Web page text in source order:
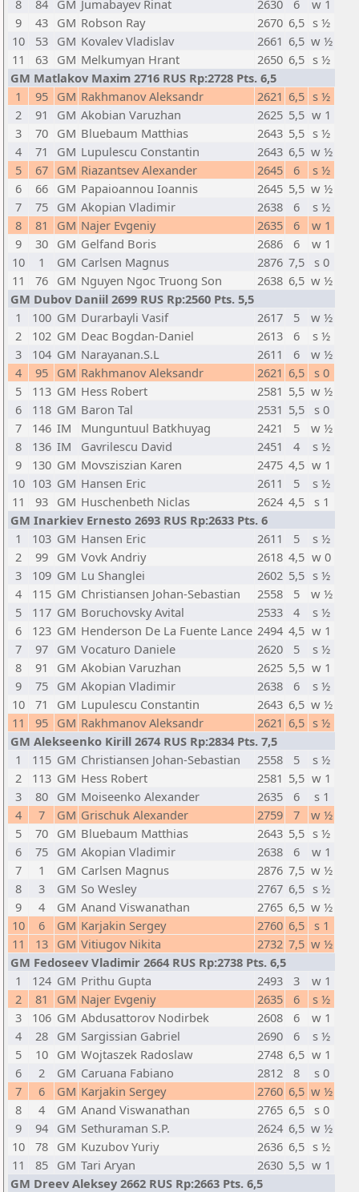
8 84 GM Jumabayev Rinat 2630 6
w 1
9
43 GM Robson Ray 2670 6,5 s ½
10
53 GM Kovalev Vladislav 2661 6,5 w ½
11
63 GM Melkumyan Hrant 2650 6,5 s ½
GM Matlakov Maxim 2716 RUS Rp:2728 Pts. 6,5
1
95 GM Rakhmanov Aleksandr 2621 6,5 s ½
2
91 GM Akobian Varuzhan 2625 5,5 w 1
3
70 GM Bluebaum Matthias 2643 5,5 s ½
4
71 GM Lupulescu Constantin 2643 6,5 w ½
5
67 GM Riazantsev Alexander 2645 6
s ½
6
66 GM Papaioannou Ioannis 2645 5,5 w ½
7
75 GM Akopian Vladimir 2638 6
s ½
8
81 GM Najer Evgeniy 2635 6
w 1
9
30 GM Gelfand Boris 2686 6
w 1
10
1 GM Carlsen Magnus 2876 7,5
s 0
11
76 GM Nguyen Ngoc Truong Son 2638 6,5 w ½
GM Dubov Daniil 2699 RUS Rp:2560 Pts. 5,5
1
100 GM Durarbayli Vasif 2617 5
w ½
2
102 GM Deac Bogdan-Daniel 2613 6
s ½
3
104 GM Narayanan.S.L 2611 6
w ½
4
95 GM Rakhmanov Aleksandr 2621 6,5 s 0
5
113 GM Hess Robert 2581 5,5 w ½
6
118 GM Baron Tal 2531 5,5
s 0
7
146 IM Munguntuul Batkhuyag 2421 5
w ½
8
136 IM Gavrilescu David 2451 4
s ½
9
130 GM Movsziszian Karen 2475 4,5 w 1
10 103 GM Hansen Eric 2611 5
s ½
11
93 GM Huschenbeth Niclas 2624 4,5 s 1
GM Inarkiev Ernesto 2693 RUS Rp:2633 Pts. 6
1
103 GM Hansen Eric 2611 5
s ½
2
99 GM Vovk Andriy 2618 4,5 w 0
3
109 GM Lu Shanglei 2602 5,5 s ½
4
115 GM Christiansen Johan-Sebastian 2558 5
w ½
5
117 GM Boruchovsky Avital 2533 4
s ½
6
123 GM Henderson De La Fuente Lance 2494 4,5 w 1
7
97 GM Vocaturo Daniele 2620 5
s ½
8
91 GM Akobian Varuzhan 2625 5,5 w 1
9
75 GM Akopian Vladimir 2638 6
s ½
10
71 GM Lupulescu Constantin 2643 6,5 w ½
11
95 GM Rakhmanov Aleksandr 2621 6,5 s ½
GM Alekseenko Kirill 2674 RUS Rp:2834 Pts. 7,5
1
115 GM Christiansen Johan-Sebastian 2558 5
s ½
2
113 GM Hess Robert 2581 5,5 w 1
3
80 GM Moiseenko Alexander 2635 6
s 1
4
7 GM Grischuk Alexander 2759 7
w ½
5
70 GM Bluebaum Matthias 2643 5,5 s ½
6
75 GM Akopian Vladimir 2638 6
w 1
7
1 GM Carlsen Magnus 2876 7,5 w ½
8
3 GM So Wesley 2767 6,5 s ½
9
4 GM Anand Viswanathan 2765 6,5 w ½
10
6 GM Karjakin Sergey 2760 6,5 s 1
11
13 GM Vitiugov Nikita 2732 7,5 w ½
GM Fedoseev Vladimir 2664 RUS Rp:2738 Pts. 6,5
1
124 GM Prithu Gupta 2493 3
w 1
2
81 GM Najer Evgeniy 2635 6
s ½
3
106 GM Abdusattorov Nodirbek 2608 6
w 1
4
28 GM Sargissian Gabriel 2690 6
s ½
5
10 GM Wojtaszek Radoslaw 2748 6,5 w 1
6
2 GM Caruana Fabiano 2812 8
s 0
7
6 GM Karjakin Sergey 2760 6,5 w ½
8
4 GM Anand Viswanathan 2765 6,5 s 0
9
94 GM Sethuraman S.P. 2624 6,5 w ½
10
78 GM Kuzubov Yuriy 2636 6,5 s ½
11
85 GM Tari Aryan 2630 5,5 w 1
GM Dreev Aleksey 2662 RUS Rp:2663 Pts. 6,5